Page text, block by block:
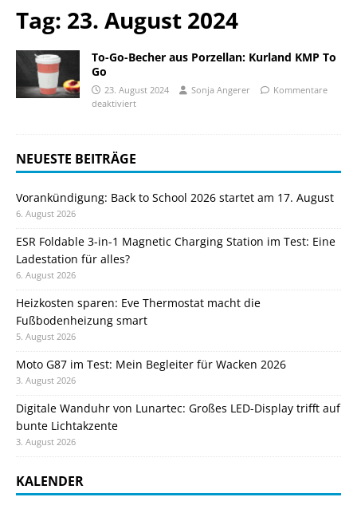
Tag: 23. August 2024
To-Go-Becher aus Porzellan: Kurland KMP To
Go
23. August 2024 Sonja Angerer
Kommentare
deaktiviert
NEUESTE BEITRÄGE
Vorankündigung: Back to School 2026 startet am 17. August
6. August 2026
ESR Foldable 3-in-1 Magnetic Charging Station im Test: Eine
Ladestation für alles?
6. August 2026
Heizkosten sparen: Eve Thermostat macht die
Fußbodenheizung smart
5. August 2026
Moto G87 im Test: Mein Begleiter für Wacken 2026
3. August 2026
Digitale Wanduhr von Lunartec: Großes LED-Display trifft auf
bunte Lichtakzente
3. August 2026
KALENDER